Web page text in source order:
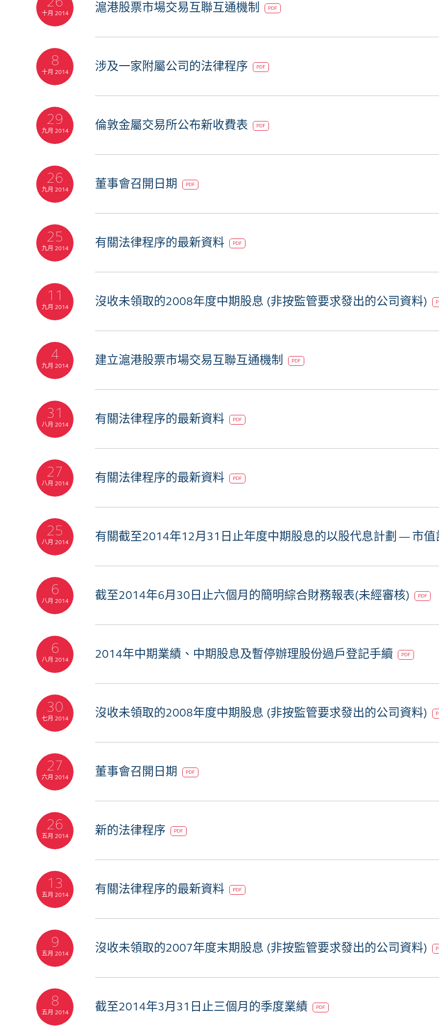
十月 2014 滬港股票市場交易互聯互通機制 PDF
8
十月 2014 涉及一家附屬公司的法律程序 PDF
29
九月 2014 倫敦金屬交易所公布新收費表 PDF
26
九月 2014 董事會召開日期 PDF
25
九月 2014 有關法律程序的最新資料 PDF
11
九月 2014 沒收未領取的2008年度中期股息 (非按監管要求發出的公司資料)
4
九月 2014 建立滬港股票市場交易互聯互通機制 PDF
31
八月 2014 有關法律程序的最新資料 PDF
27
八月 2014 有關法律程序的最新資料 PDF
25
八月 2014 有關截至2014年12月31日止年度中期股息的以股代息計劃 — 市
6
八月 2014 截至2014年6月30日止六個月的簡明綜合財務報表(未經審核) PDF
6
八月 2014 2014年中期業績、中期股息及暫停辦理股份過戶登記手續 PDF
30
七月 2014 沒收未領取的2008年度中期股息 (非按監管要求發出的公司資料)
27
六月 2014 董事會召開日期 PDF
26
五月 2014 新的法律程序 PDF
13
五月 2014 有關法律程序的最新資料 PDF
9
五月 2014 沒收未領取的2007年度末期股息 (非按監管要求發出的公司資料)
8
五月 2014 截至2014年3月31日止三個月的季度業績 PDF